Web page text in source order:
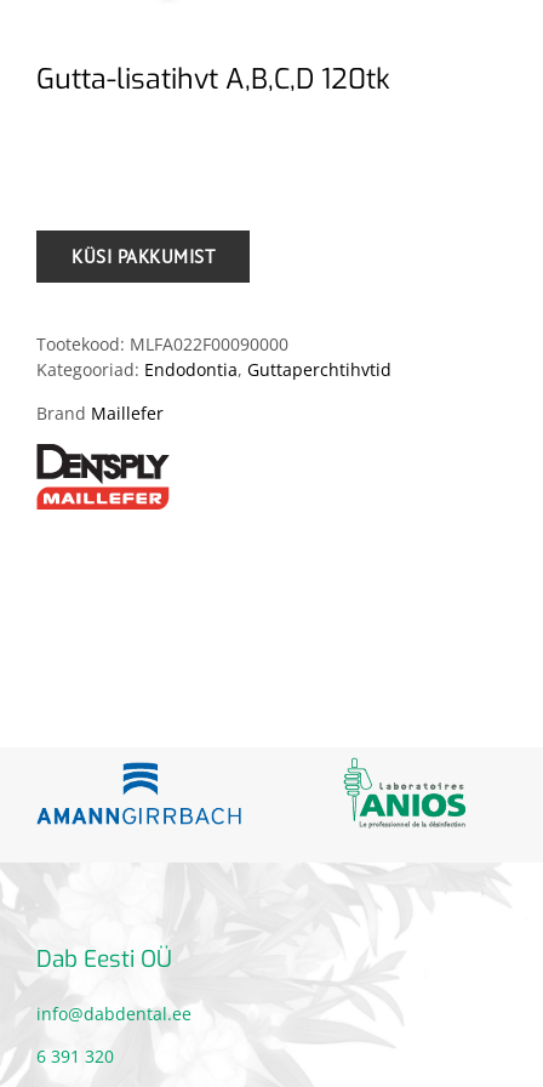
Gutta-lisatihvt A,B,C,D 120tk
Tootekood: MLFA022F00090000
Kategooriad: Endodontia, Guttaperchtihvtid
Brand Maillefer
Dab Eesti OÜ
info@dabdental.ee
6 391 320